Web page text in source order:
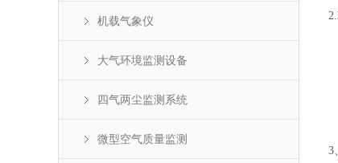
机载气象仪
大气环境监测设备
四气两尘监测系统
微型空气质量监测
3